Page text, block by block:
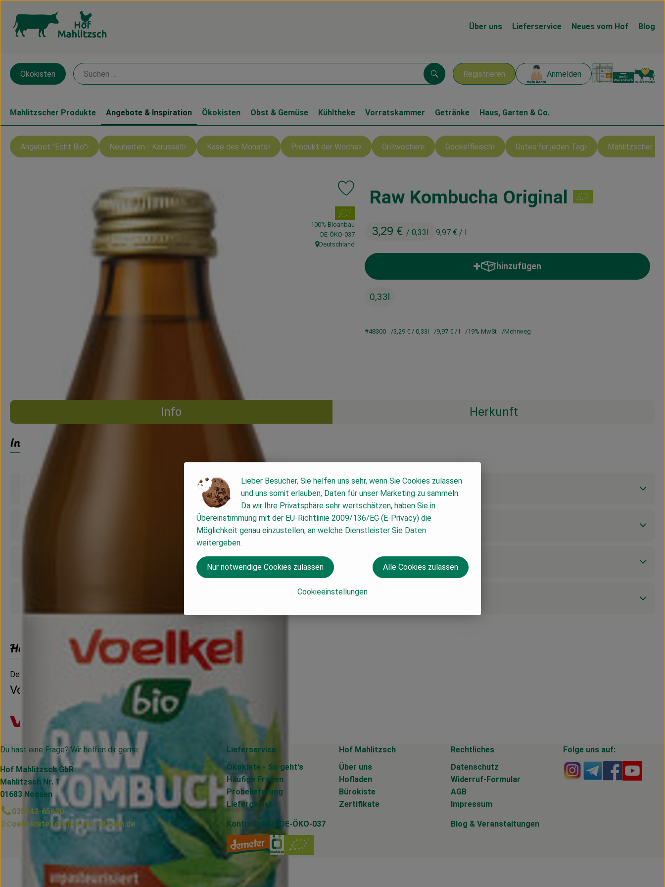
Über uns Lieferservice Neues vom Hof Blog
Registrieren Anmelden
Suchen
Ökokisten
Mahlitzscher Produkte Angebote & Inspiration Ökokisten Obst & Gemüse Kühltheke Vorratskammer Getränke Haus, Garten & Co.
Angebot "Echt Bio" Neuheiten - Karussell Käse des Monats Produkt der Woche Grillwochen Gockelfleisch Gutes für jeden Tag Mahlitzscher
Raw Kombucha Original
3,29 € / 0,33l 9,97 € / l
Produkt zu Favouriten hinzufügen
, Verband:
100% Bioanbau
, Kontrollstelle:
DE-ÖKO-037
, Herkunft:
Deutschland
hinzufügen
Produkt zum Warenkorb hinzufügen
0,33l
#48300 3,29 € / 0,33l 9,97 € / l 19% MwSt Mehrweg
Info Herkunft
Info
Produktinformationen
Herkunft
Deutschland
Voelkel
Du hast eine Frage? Wir helfen dir gerne:
Hof Mahlitzsch GbR
Mahlitzsch Nr. 1
01683 Nossen
035242-65620
oekokiste (at) hof-mahlitzsch.de
Lieferservice
Ökokiste - So geht's
Häufige Fragen
Probelieferung
Liefergebiet
Hof Mahlitzsch
Über uns
Hofladen
Bürokiste
Zertifikate
Rechtliches
Datenschutz
Widerruf-Formular
AGB
Impressum
Folge uns auf:
Externer Link zu
Externer Link
Externer
Kontrollstelle DE-ÖKO-037 Blog & Veranstaltungen
Lieber Besucher, Sie helfen uns sehr, wenn Sie Cookies zulassen
und uns somit erlauben, Daten für unser Marketing zu sammeln.
Da wir Ihre Privatsphäre sehr wertschätzen, haben Sie in
Übereinstimmung mit der EU-Richtlinie 2009/136/EG (E-Privacy) die
Möglichkeit genau einzustellen, an welche Dienstleister Sie Daten
weitergeben.
Cookieeinstellungen
Nur notwendige Cookies zulassen Alle Cookies zulassen